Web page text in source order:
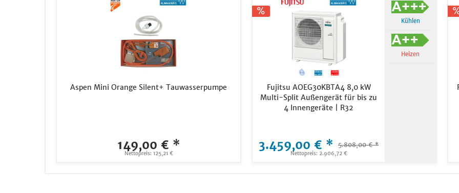
Aspen Mini Orange Silent+ Tauwasserpumpe
149,00 € *
Nettopreis: 125,21 €
Fujitsu AOEG30KBTA4 8,0 kW
Multi-Split Außengerät für bis zu
4 Innengeräte | R32
3.459,00 € * 5.808,00 € *
Nettopreis: 2.906,72 €
Kühlen
Heizen